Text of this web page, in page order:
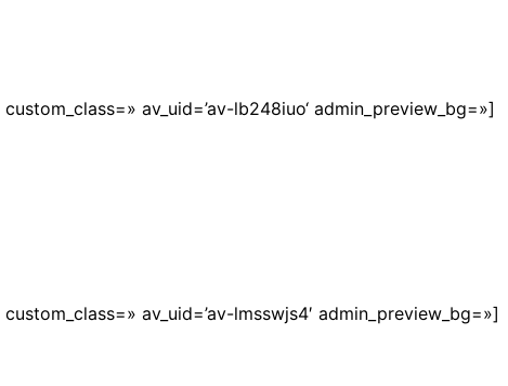
av_uid=’av-lb248iuo‘ admin_preview_bg=»]
av_uid=’av-lmsswjs4′ admin_preview_bg=»]